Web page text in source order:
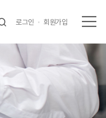
로그인 회원가입